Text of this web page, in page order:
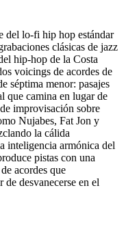
del lo-fi hip hop estándar
clásicas de jazz
hip-hop de la Costa
voicings de acordes de
séptima menor: pasajes
que camina en lugar de
improvisación sobre
Nujabes, Fat Jon y
la cálida
inteligencia armónica del
pistas con una
acordes que
de desvanecerse en el